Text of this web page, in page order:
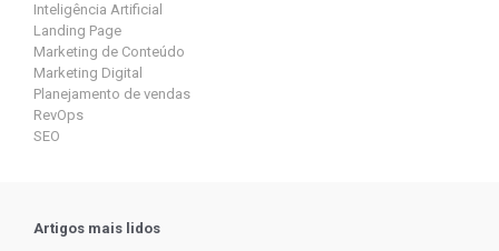
Inteligência Artificial
Landing Page
Marketing de Conteúdo
Marketing Digital
Planejamento de vendas
RevOps
SEO
Artigos mais lidos